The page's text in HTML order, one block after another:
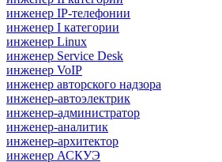
инженер IP-телефонии
инженер I категории
инженер Linux
инженер Service Desk
инженер VoIP
инженер авторского надзора
инженер-автоэлектрик
инженер-администратор
инженер-аналитик
инженер-архитектор
инженер АСКУЭ